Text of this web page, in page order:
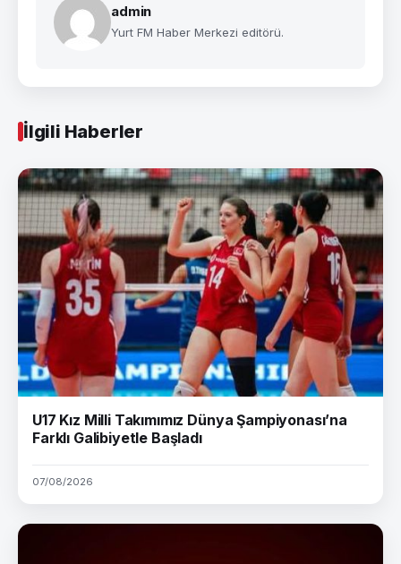
admin
Yurt FM Haber Merkezi editörü.
İlgili Haberler
U17 Kız Milli Takımımız Dünya Şampiyonası’na
Farklı Galibiyetle Başladı
07/08/2026